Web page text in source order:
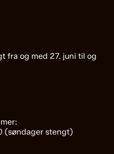
fra og med 27. juni til og
(søndager stengt)